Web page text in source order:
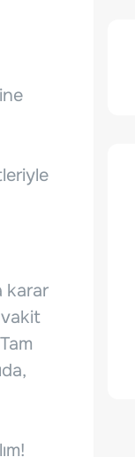
karar